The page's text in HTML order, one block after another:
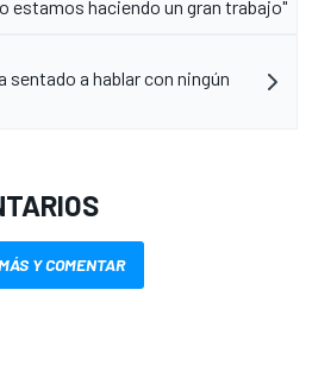
estamos haciendo un gran trabajo"
sentado a hablar con ningún
Y COMENTAR